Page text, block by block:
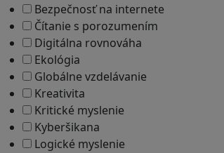
Bezpečnosť na internete
Čítanie s porozumením
Digitálna rovnováha
Ekológia
Globálne vzdelávanie
Kreativita
Kritické myslenie
Kyberšikana
Logické myslenie